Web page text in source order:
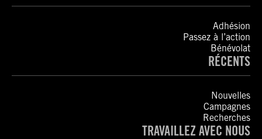
Adhésion
Passez à l’action
Bénévolat
RÉCENTS
Nouvelles
Campagnes
Recherches
TRAVAILLEZ AVEC NOUS